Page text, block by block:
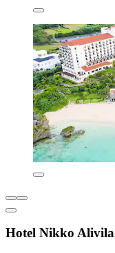
Hotel Nikko Alivila